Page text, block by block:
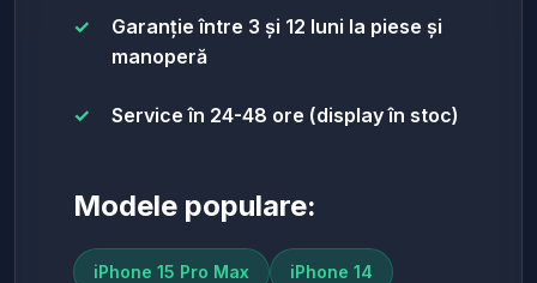
Garanție între 3 și 12 luni la piese și
manoperă
Service în 24-48 ore (display în stoc)
Modele populare:
iPhone 15 Pro Max iPhone 14